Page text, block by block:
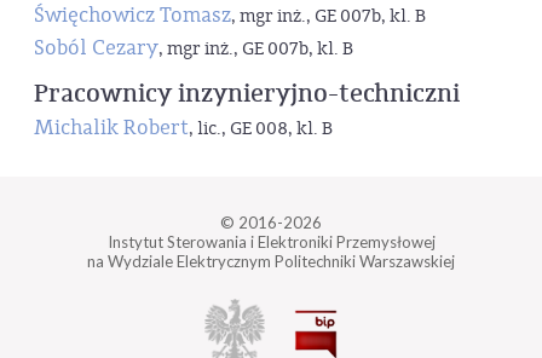
Święchowicz Tomasz, mgr inż., GE 007b, kl. B
Soból Cezary, mgr inż., GE 007b, kl. B
Pracownicy inzynieryjno-techniczni
Michalik Robert, lic., GE 008, kl. B
© 2016-2026
Instytut Sterowania i Elektroniki Przemysłowej
na Wydziale Elektrycznym Politechniki Warszawskiej